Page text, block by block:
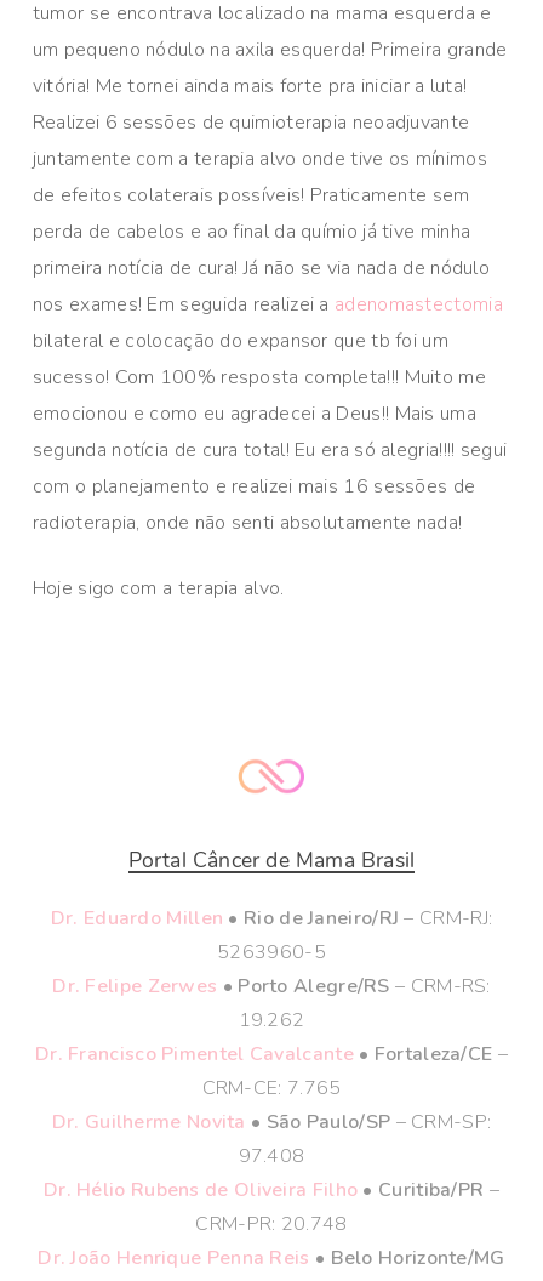
tumor se encontrava localizado na mama esquerda e
um pequeno nódulo na axila esquerda! Primeira grande
vitória! Me tornei ainda mais forte pra iniciar a luta!
Realizei 6 sessões de quimioterapia neoadjuvante
juntamente com a terapia alvo onde tive os mínimos
de efeitos colaterais possíveis! Praticamente sem
perda de cabelos e ao final da químio já tive minha
primeira notícia de cura! Já não se via nada de nódulo
nos exames! Em seguida realizei a adenomastectomia
bilateral e colocação do expansor que tb foi um
sucesso! Com 100% resposta completa!!! Muito me
emocionou e como eu agradecei a Deus!! Mais uma
segunda notícia de cura total! Eu era só alegria!!!! segui
com o planejamento e realizei mais 16 sessões de
radioterapia, onde não senti absolutamente nada!
Hoje sigo com a terapia alvo.
Portal Câncer de Mama Brasil
Dr. Eduardo Millen • Rio de Janeiro/RJ – CRM-RJ:
5263960-5
Dr. Felipe Zerwes • Porto Alegre/RS – CRM-RS:
19.262
Dr. Francisco Pimentel Cavalcante• Fortaleza/CE –
CRM-CE: 7.765
Dr. Guilherme Novita • São Paulo/SP – CRM-SP:
97.408
Dr. Hélio Rubens de Oliveira Filho • Curitiba/PR –
CRM-PR: 20.748
Dr. João Henrique Penna Reis • Belo Horizonte/MG